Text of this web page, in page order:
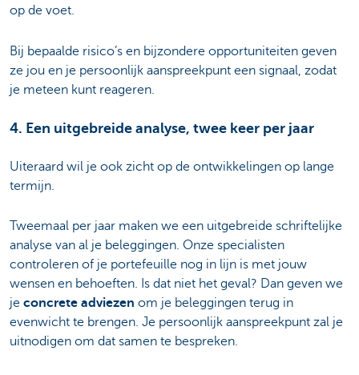
op de voet.
Bij bepaalde risico’s en bijzondere opportuniteiten geven
ze jou en je persoonlijk aanspreekpunt een signaal, zodat
je meteen kunt reageren.
4. Een uitgebreide analyse, twee keer per jaar
Uiteraard wil je ook zicht op de ontwikkelingen op lange
termijn.
Tweemaal per jaar maken we een uitgebreide schriftelijke
analyse van al je beleggingen. Onze specialisten
controleren of je portefeuille nog in lijn is met jouw
wensen en behoeften. Is dat niet het geval? Dan geven we
je concrete adviezen om je beleggingen terug in
evenwicht te brengen. Je persoonlijk aanspreekpunt zal je
uitnodigen om dat samen te bespreken.